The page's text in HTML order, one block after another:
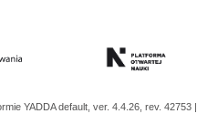
YADDAdefault, ver. 4.4.26, rev. 42753 |